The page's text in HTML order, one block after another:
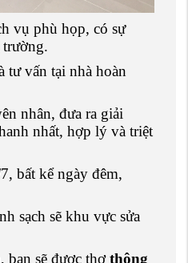
vụ phù họp, có sự
trường.
tư vấn tại nhà hoàn
nhân, đưa ra giải
nhất, hợp lý và triệt
bất kể ngày đêm,
sạch sẽ khu vực sửa
sẽ được thợthông